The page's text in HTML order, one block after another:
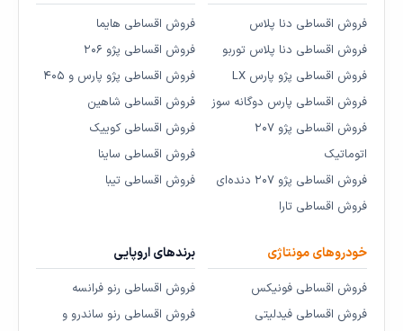
فروش اقساطی دنا پلاس
فروش اقساطی دنا پلاس توربو
فروش اقساطی پژو پارس LX
فروش اقساطی پارس دوگانه سوز
فروش اقساطی پژو ۲۰۷
اتوماتیک
فروش اقساطی پژو ۲۰۷ دنده‌ای
فروش اقساطی تارا
فروش اقساطی هایما
فروش اقساطی پژو ۲۰۶
فروش اقساطی پژو پارس و ۴۰۵
فروش اقساطی شاهین
فروش اقساطی کوییک
فروش اقساطی ساینا
فروش اقساطی تیبا
خودروهای مونتاژی
فروش اقساطی فونیکس
فروش اقساطی فیدلیتی
برندهای اروپایی
فروش اقساطی رنو فرانسه
فروش اقساطی رنو ساندرو و